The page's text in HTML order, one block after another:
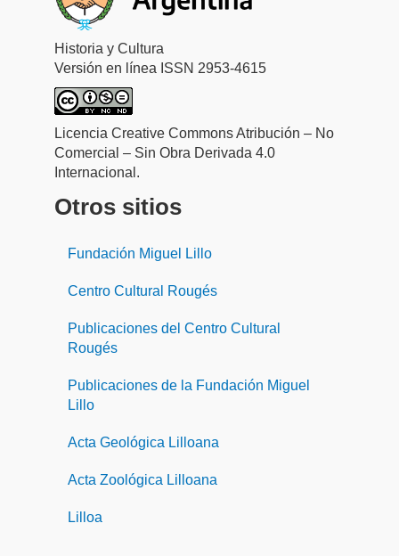
Historia y Cultura
Versión en línea ISSN 2953-4615
Licencia Creative Commons Atribución – No
Comercial – Sin Obra Derivada 4.0
Internacional.
Otros sitios
Fundación Miguel Lillo
Centro Cultural Rougés
Publicaciones del Centro Cultural
Rougés
Publicaciones de la Fundación Miguel
Lillo
Acta Geológica Lilloana
Acta Zoológica Lilloana
Lilloa